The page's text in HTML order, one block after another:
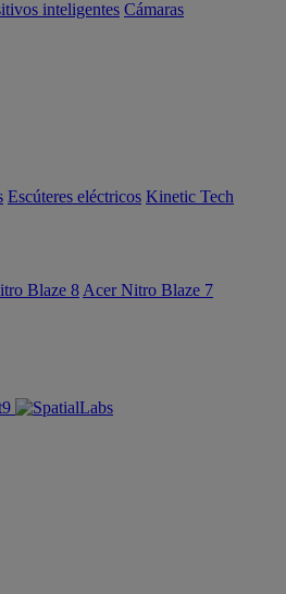
inteligentes Cámaras
Escúteres eléctricos Kinetic Tech
Blaze 8 Acer Nitro Blaze 7